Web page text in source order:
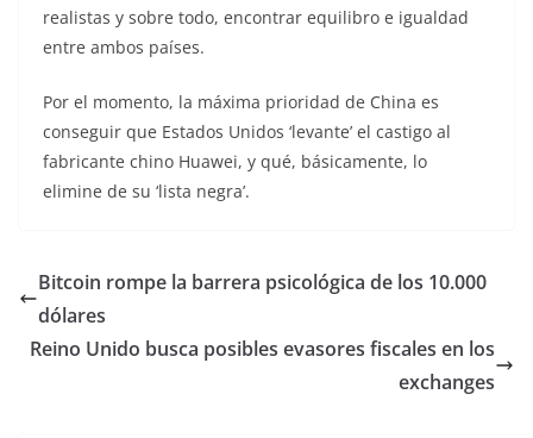
realistas y sobre todo, encontrar equilibro e igualdad
entre ambos países.
Por el momento, la máxima prioridad de China es
conseguir que Estados Unidos ‘levante’ el castigo al
fabricante chino Huawei, y qué, básicamente, lo
elimine de su ‘lista negra’.
Bitcoin rompe la barrera psicológica de los 10.000
dólares
Reino Unido busca posibles evasores fiscales en los
exchanges